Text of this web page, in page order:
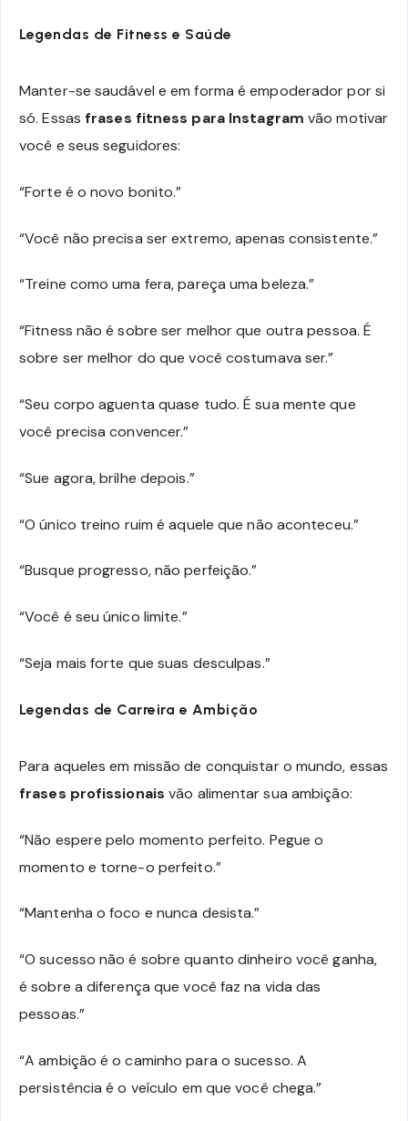
Legendas de Fitness e Saúde
Manter-se saudável e em forma é empoderador por si
só. Essas frases fitness para Instagram vão motivar
você e seus seguidores:
“Forte é o novo bonito.”
“Você não precisa ser extremo, apenas consistente.”
“Treine como uma fera, pareça uma beleza.”
“Fitness não é sobre ser melhor que outra pessoa. É
sobre ser melhor do que você costumava ser.”
“Seu corpo aguenta quase tudo. É sua mente que
você precisa convencer.”
“Sue agora, brilhe depois.”
“O único treino ruim é aquele que não aconteceu.”
“Busque progresso, não perfeição.”
“Você é seu único limite.”
“Seja mais forte que suas desculpas.”
Legendas de Carreira e Ambição
Para aqueles em missão de conquistar o mundo, essas
frases profissionais vão alimentar sua ambição:
“Não espere pelo momento perfeito. Pegue o
momento e torne-o perfeito.”
“Mantenha o foco e nunca desista.”
“O sucesso não é sobre quanto dinheiro você ganha,
é sobre a diferença que você faz na vida das
pessoas.”
“A ambição é o caminho para o sucesso. A
persistência é o veículo em que você chega.”